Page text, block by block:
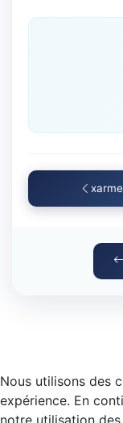
Nous utilisons des
expérience. En
notre utilisation des